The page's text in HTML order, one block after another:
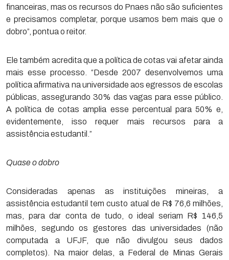
financeiras, mas os recursos do Pnaes não são suficientes
e precisamos completar, porque usamos bem mais que o
dobro”, pontua o reitor.
Ele também acredita que a política de cotas vai afetar ainda
mais esse processo. “Desde 2007 desenvolvemos uma
política afirmativa na universidade aos egressos de escolas
públicas, assegurando 30% das vagas para esse público.
A política de cotas amplia esse percentual para 50% e,
evidentemente, isso requer mais recursos para a
assistência estudantil.”
Quase o dobro
Consideradas apenas as instituições mineiras, a
assistência estudantil tem custo atual de R$ 76,6 milhões,
mas, para dar conta de tudo, o ideal seriam R$ 146,5
milhões, segundo os gestores das universidades (não
computada a UFJF, que não divulgou seus dados
completos). Na maior delas, a Federal de Minas Gerais